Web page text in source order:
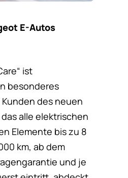
E-Autos
ist
besonderes
des neuen
alle elektrischen
Elemente bis zu 8
km, ab dem
und je